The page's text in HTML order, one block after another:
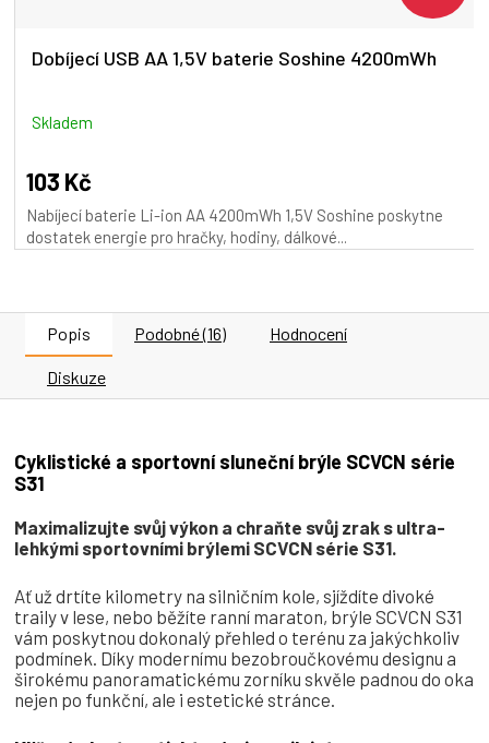
Dobíjecí USB AA 1,5V baterie Soshine 4200mWh
Skladem
103 Kč
Nabíjecí baterie Li-ion AA 4200mWh 1,5V Soshine poskytne
dostatek energie pro hračky, hodiny, dálkové...
Popis Podobné (16) Hodnocení
Diskuze
Cyklistické a sportovní sluneční brýle SCVCN série
S31
Maximalizujte svůj výkon a chraňte svůj zrak s ultra-
lehkými sportovními brýlemi SCVCN série S31.
Ať už drtíte kilometry na silničním kole, sjíždíte divoké
traily v lese, nebo běžíte ranní maraton, brýle SCVCN S31
vám poskytnou dokonalý přehled o terénu za jakýchkoliv
podmínek. Díky modernímu bezobroučkovému designu a
širokému panoramatickému zorníku skvěle padnou do oka
nejen po funkční, ale i estetické stránce.